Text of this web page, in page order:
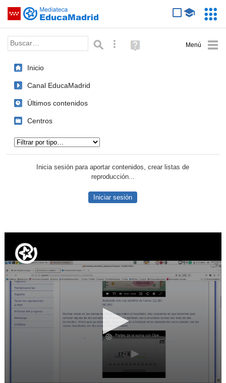
Saltar navegación
Palabra o frase: Búsqueda avanzada
Ayuda
(en
Inicio
Canal EducaMadrid
Últimos contenidos
Centros
Inicia sesión para aportar contenidos, crear listas de
reproducción...
Iniciar sesión